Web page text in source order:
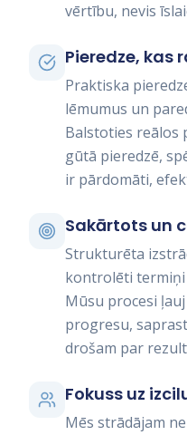
vērtību, nevis
Pieredze, kas
Praktiska
lēmumus un
Balstoties reālos
gūtā pieredzē,
ir pārdomāti,
Sakārtots un
Strukturēta
kontrolēti termiņi
Mūsu procesi
progresu,
drošam par
Fokuss uz
Mēs strādājam